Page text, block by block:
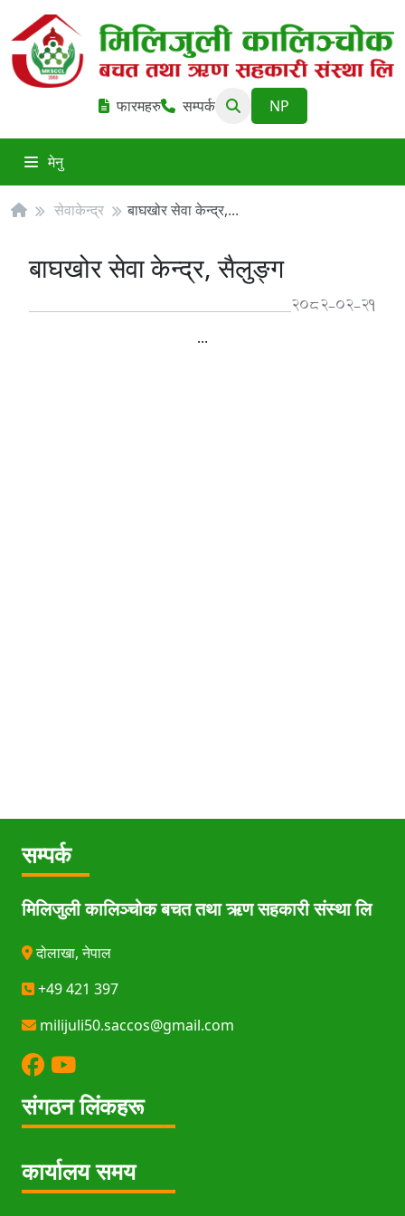
फारमहरु सम्पर्क
मेनु
सेवाकेन्द्र बाघखोर सेवा केन्द्र,...
बाघखोर सेवा केन्द्र, सैलुङ्ग
2082-02-21
...
सम्पर्क
मिलिजुली कालिञ्चोक बचत तथा ऋण सहकारी संस्था लि
दोलाखा, नेपाल
+49 421 397
milijuli50.saccos@gmail.com
संगठन लिंकहरू
कार्यालय समय